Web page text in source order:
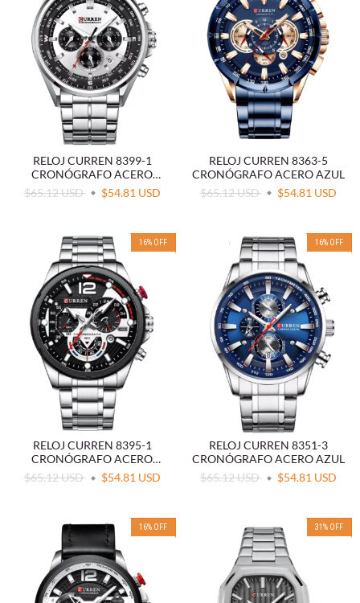
RELOJ CURREN 8399-1
CRONÓGRAFO ACERO
BLANCO
$65.12 USD $54.81 USD
RELOJ CURREN 8363-5
CRONÓGRAFO ACERO AZUL
$65.12 USD
$54.81 USD
16% OFF
RELOJ CURREN 8395-1
CRONÓGRAFO ACERO
NEGRO
$65.12 USD $54.81 USD
16% OFF
RELOJ CURREN 8351-3
CRONÓGRAFO ACERO AZUL
$65.12 USD
$54.81 USD
16% OFF 31 % OFF